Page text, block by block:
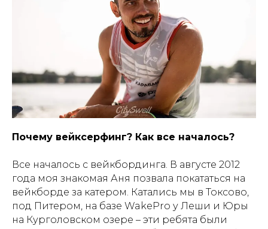
Почему вейксерфинг? Как все началось?
Все началось с вейкбординга. В августе 2012
года моя знакомая Аня позвала покататься на
вейкборде за катером. Катались мы в Токсово,
под Питером, на базе WakePro у Леши и Юры
на Курголовском озере – эти ребята были